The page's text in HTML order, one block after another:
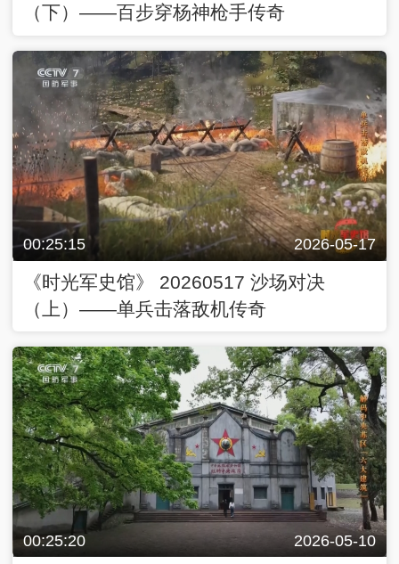
（下）——百步穿杨神枪手传奇
00:25:15 2026-05-17
《时光军史馆》 20260517 沙场对决
（上）——单兵击落敌机传奇
00:25:20 2026-05-10